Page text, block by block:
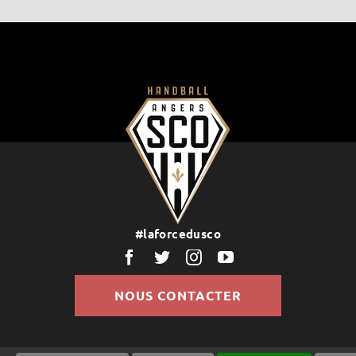
#laforcedusco
NOUS CONTACTER
réservés | Politique de Confidentialité Mentions légales